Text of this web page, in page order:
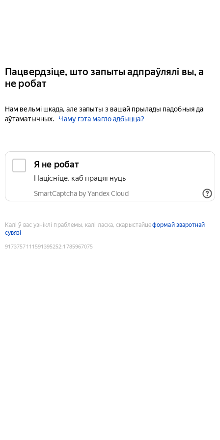
Пацвердзіце, што запыты адпраўлялі вы, а
не робат
Нам вельмі шкада, але запыты з вашай прылады падобныя да
аўтаматычных.
Чаму гэта магло адбыцца?
Я не робат
Націсніце, каб працягнуць
SmartCaptcha by Yandex Cloud
Калі ў вас узніклі праблемы, калі ласка, скарыстайцеформай зваротнай
сувязі
9173757111591395252:1785967075